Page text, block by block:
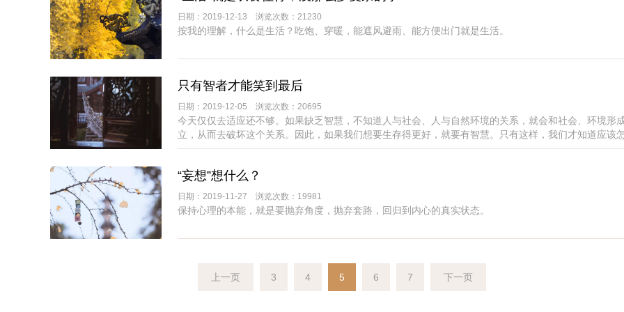
日期：2019-12-13 浏览次数：21230
按我的理解，什么是生活？吃饱、穿暖，能遮风避雨、能方便出门就是生活。
只有智者才能笑到最后
日期：2019-12-05 浏览次数：20695
今天仅仅去适应还不够。如果缺乏智慧，不知道人与社会、人与自然环境的关系，就会和社会、环境形
立，从而去破坏这个关系。因此，如果我们想要生存得更好，就要有智慧。只有这样，我们才知道应该怎
生存，以及如何更好地生存。
“妄想”想什么？
日期：2019-11-27 浏览次数：19981
保持心理的本能，就是要抛弃角度，抛弃套路，回归到内心的真实状态。
上一页 3 4 5 6 7 下一页